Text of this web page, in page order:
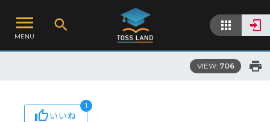
MENU
VIEW: 706
いいね
1